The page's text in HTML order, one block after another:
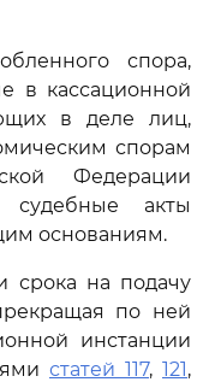
спора,
в кассационной
в деле лиц,
спорам
Федерации
судебные акты
основаниям.
срока на подачу
по ней
инстанции
статей 117, 121,